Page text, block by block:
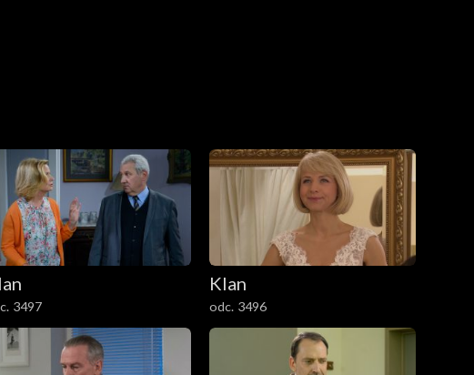
jedzie pod drukarnię 3D. Witold jest oburzony
3497
Klan
odc. 3496